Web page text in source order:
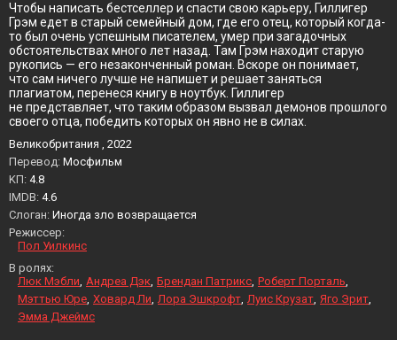
Чтобы написать бестселлер и спасти свою карьеру, Гиллигер
Грэм едет в старый семейный дом, где его отец, который когда-
то был очень успешным писателем, умер при загадочных
обстоятельствах много лет назад. Там Грэм находит старую
рукопись — его незаконченный роман. Вскоре он понимает,
что сам ничего лучше не напишет и решает заняться
плагиатом, перенеся книгу в ноутбук. Гиллигер
не представляет, что таким образом вызвал демонов прошлого
своего отца, победить которых он явно не в силах.
Великобритания , 2022
Перевод: Мосфильм
KП: 4.8
IMDB: 4.6
Слоган: Иногда зло возвращается
Режиссер:
Пол Уилкинс
В ролях:
Люк Мэбли Андреа Дэк Брендан Патрикс Роберт Порталь
Мэттью Юре Ховард Ли Лора Эшкрофт Луис Крузат Яго Эрит
Эмма Джеймс